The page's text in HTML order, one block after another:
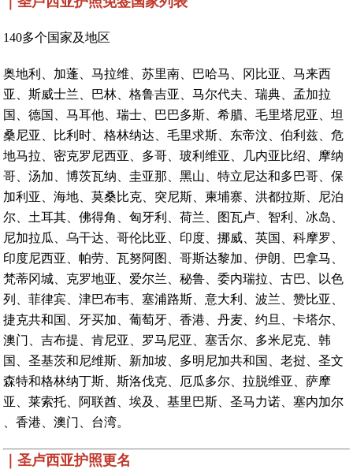
140多个国家及地区
奥地利、加蓬、马拉维、苏里南、巴哈马、冈比亚、马来西
亚、斯威士兰、巴林、格鲁吉亚、马尔代夫、瑞典、孟加拉
国、德国、马耳他、瑞士、巴巴多斯、希腊、毛里塔尼亚、坦
桑尼亚、比利时、格林纳达、毛里求斯、东帝汶、伯利兹、危
地马拉、密克罗尼西亚、多哥、玻利维亚、几内亚比绍、摩纳
哥、汤加、博茨瓦纳、圭亚那、黑山、特立尼达和多巴哥、保
加利亚、海地、莫桑比克、突尼斯、柬埔寨、洪都拉斯、尼泊
尔、土耳其、佛得角、匈牙利、荷兰、图瓦卢、智利、冰岛、
尼加拉瓜、乌干达、哥伦比亚、印度、挪威、英国、科摩罗、
印度尼西亚、帕劳、瓦努阿图、哥斯达黎加、伊朗、巴拿马、
梵蒂冈城、克罗地亚、爱尔兰、秘鲁、委内瑞拉、古巴、以色
列、菲律宾、津巴布韦、塞浦路斯、意大利、波兰、赞比亚、
捷克共和国、牙买加、葡萄牙、香港、丹麦、约旦、卡塔尔、
澳门、吉布提、肯尼亚、罗马尼亚、塞舌尔、多米尼克、韩
国、圣基茨和尼维斯、新加坡、多明尼加共和国、老挝、圣文
森特和格林纳丁斯、斯洛伐克、厄瓜多尔、拉脱维亚、萨摩
亚、莱索托、阿联酋、埃及、基里巴斯、圣马力诺、塞内加尔
、香港、澳门、台湾。
｜圣卢西亚护照更名